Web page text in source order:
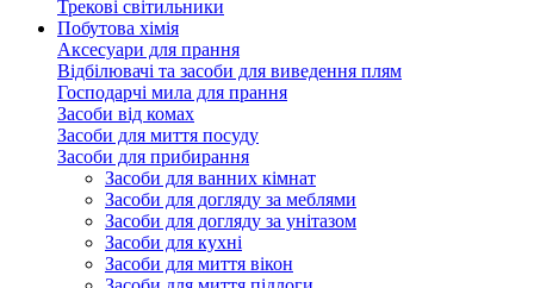
Трекові світильники
Побутова хімія
Аксесуари для прання
Відбілювачі та засоби для виведення плям
Господарчі мила для прання
Засоби від комах
Засоби для миття посуду
Засоби для прибирання
Засоби для ванних кімнат
Засоби для догляду за меблями
Засоби для догляду за унітазом
Засоби для кухні
Засоби для миття вікон